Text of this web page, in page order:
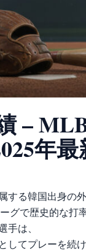
–
年
する韓国出身の
グで歴史的な打
は、
してプレーを続